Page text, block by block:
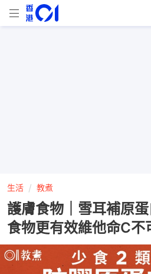
生活 教煮
護膚食物｜雪耳補原
食物更有效維他命C不